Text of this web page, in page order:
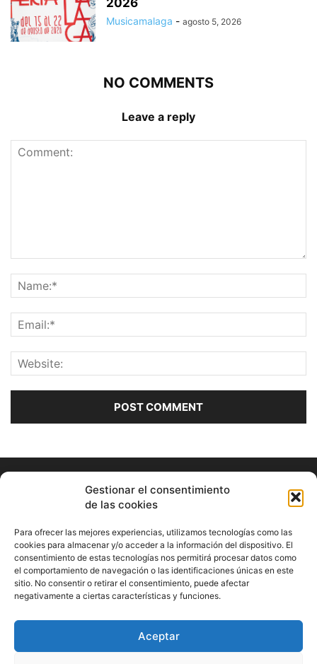
Gestionar el consentimiento
de las cookies
Para ofrecer las mejores experiencias, utilizamos tecnologías como las
cookies para almacenar y/o acceder a la información del dispositivo. El
consentimiento de estas tecnologías nos permitirá procesar datos como
el comportamiento de navegación o las identificaciones únicas en este
sitio. No consentir o retirar el consentimiento, puede afectar
negativamente a ciertas características y funciones.
Aceptar
2026
Musicamalaga - agosto 5, 2026
NO COMMENTS
Leave a reply
ABOUT US
Información Cultural de Málaga y otros de interés general
Contact us:musicamalaga55@gmail.com